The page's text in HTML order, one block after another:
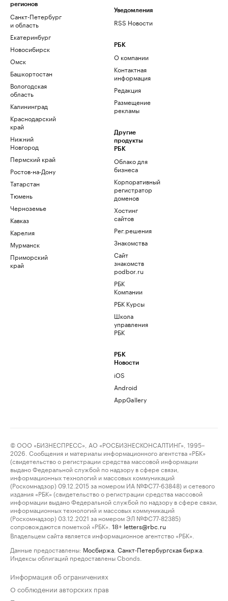
регионов
Санкт-Петербург
и область
Екатеринбург
Новосибирск
Омск
Башкортостан
Вологодская
область
Калининград
Краснодарский
край
Нижний
Новгород
Пермский край
Ростов-на-Дону
Татарстан
Тюмень
Черноземье
Кавказ
Карелия
Мурманск
Приморский
край
Уведомления
RSS Новости
РБК
О компании
Контактная
информация
Редакция
Размещение
рекламы
Другие
продукты
РБК
Облако для
бизнеса
Корпоративный
регистратор
доменов
Хостинг
сайтов
Рег.решения
Знакомства
Сайт
знакомств
podbor.ru
РБК
Компании
РБК Курсы
Школа
управления
РБК
РБК
Новости
iOS
Android
AppGallery
© ООО «БИЗНЕСПРЕСС», АО «РОСБИЗНЕСКОНСАЛТИНГ», 1995–
2026. Сообщения и материалы информационного агентства «РБК»
(свидетельство о регистрации средства массовой информации
выдано Федеральной службой по надзору в сфере связи,
информационных технологий и массовых коммуникаций
(Роскомнадзор) 09.12.2015 за номером ИА №ФС77-63848) и сетевого
издания «РБК» (свидетельство о регистрации средства массовой
информации выдано Федеральной службой по надзору в сфере связи,
информационных технологий и массовых коммуникаций
(Роскомнадзор) 03.12.2021 за номером ЭЛ №ФС77-82385)
сопровождаются пометкой «РБК».
18+ letters@rbc.ru
Владельцем сайта является информационное агентство «РБК».
Данные предоставлены: Мосбиржа Санкт-Петербургская биржа
Индексы облигаций предоставлены Cbonds.
Информация об ограничениях
О соблюдении авторских прав